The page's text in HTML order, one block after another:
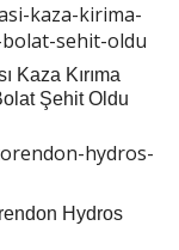
Kaza Kırıma
Şehit Oldu
Hydros